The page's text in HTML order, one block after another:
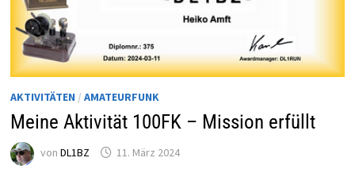
AKTIVITÄTEN / AMATEURFUNK
Meine Aktivität 100FK – Mission erfüllt
von DL1BZ 11. März 2024